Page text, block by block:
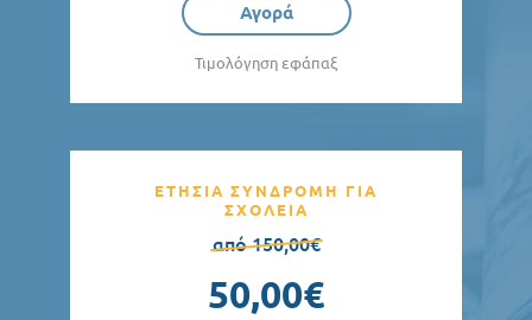
Αγορά
Τιμολόγηση εφάπαξ
ΕΤΗΣΙΑ ΣΥΝΔΡΟΜΗ ΓΙΑ
ΣΧΟΛΕΙΑ
από 150,00€
50,00€